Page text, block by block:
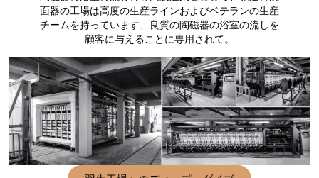
面器の工場は高度の生産ラインおよびベテランの生産
チームを持っています、良質の陶磁器の浴室の流しを
顧客に与えることに専用されて。